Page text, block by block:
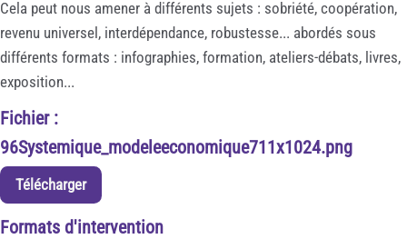
Cela peut nous amener à différents sujets : sobriété, coopération,
revenu universel, interdépendance, robustesse... abordés sous
différents formats : infographies, formation, ateliers-débats, livres,
exposition...
Fichier :
96Systemique_modeleeconomique711x1024.png
Télécharger
Formats d'intervention